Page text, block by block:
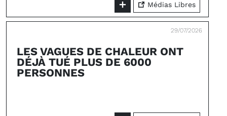
Médias Libres
29/07/2026
LES VAGUES DE CHALEUR ONT
DÉJÀ TUÉ PLUS DE 6000
PERSONNES